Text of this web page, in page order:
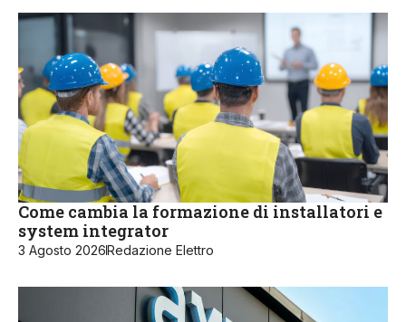
Come cambia la formazione di installatori e
system integrator
3 Agosto 2026Redazione Elettro